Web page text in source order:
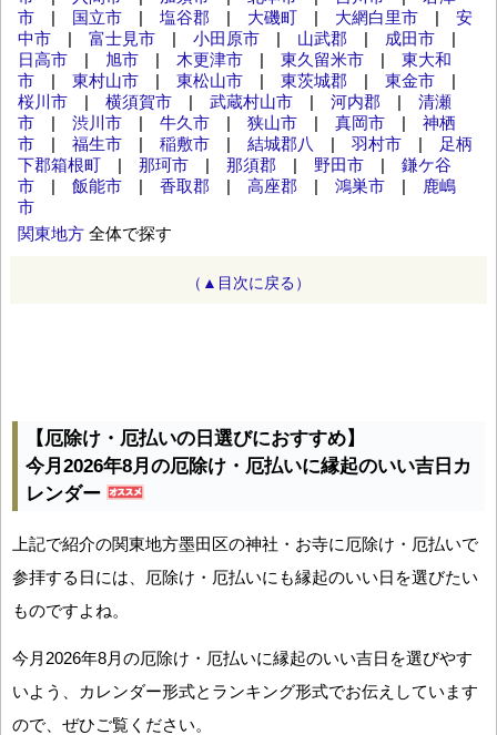
市 | 国立市 | 塩谷郡 | 大磯町 | 大網白里市 | 安
中市 | 富士見市 | 小田原市 | 山武郡 | 成田市 |
日高市 | 旭市 | 木更津市 | 東久留米市 | 東大和
市 | 東村山市 | 東松山市 | 東茨城郡 | 東金市 |
桜川市 | 横須賀市 | 武蔵村山市 | 河内郡 | 清瀬
市 | 渋川市 | 牛久市 | 狭山市 | 真岡市 | 神栖
市 | 福生市 | 稲敷市 | 結城郡八 | 羽村市 |
足柄
下郡箱根町 | 那珂市 | 那須郡 | 野田市 | 鎌ケ谷
市 | 飯能市 | 香取郡 | 高座郡 | 鴻巣市 |
鹿嶋
市
関東地方 全体で探す
（▲目次に戻る）
【厄除け・厄払いの日選びにおすすめ】
今月2026年8月の厄除け・厄払いに縁起のいい吉日カ
レンダー
上記で紹介の関東地方墨田区の神社・お寺に厄除け・厄払いで
参拝する日には、厄除け・厄払いにも縁起のいい日を選びたい
ものですよね。
今月2026年8月の厄除け・厄払いに縁起のいい吉日を選びやす
いよう、カレンダー形式とランキング形式でお伝えしています
ので、ぜひご覧ください。